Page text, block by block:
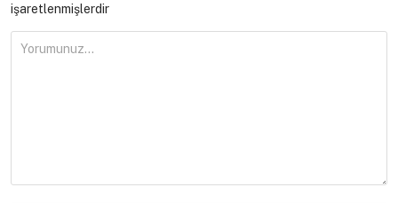
işaretlenmişlerdir